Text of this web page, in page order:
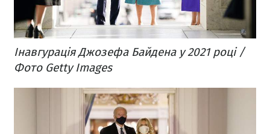
Інавгурація Джозефа Байдена у 2021 році /
Фото Getty Images